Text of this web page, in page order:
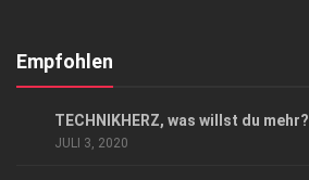
Kontakt, Impressum
Empfohlen
TECHNIKHERZ, was willst du mehr?
JULI 3, 2020